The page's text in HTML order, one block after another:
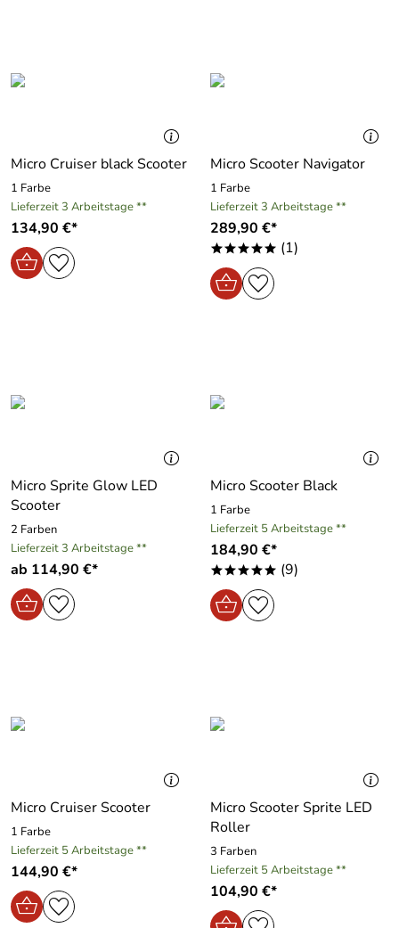
Micro Cruiser black Scooter
1 Farbe
Lieferzeit 3 Arbeitstage **
134,90 €*
Micro Scooter Navigator
1 Farbe
Lieferzeit 3 Arbeitstage **
289,90 €*
***** (1)
Micro Sprite Glow LED
Scooter
2 Farben
Lieferzeit 3 Arbeitstage **
ab 114,90 €*
Micro Scooter Black
1 Farbe
Lieferzeit 5 Arbeitstage **
184,90 €*
***** (9)
Micro Cruiser Scooter
1 Farbe
Lieferzeit 5 Arbeitstage **
144,90 €*
Micro Scooter Sprite LED
Roller
3 Farben
Lieferzeit 5 Arbeitstage **
104,90 €*